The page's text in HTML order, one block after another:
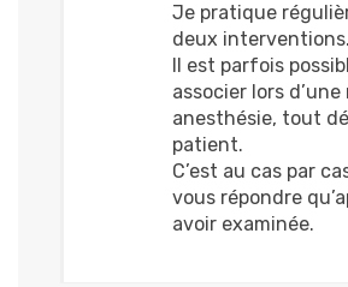
Je pratique
deux interventions.
Il est parfois
associer lors d’une
anesthésie, tout
patient.
C’est au cas par
vous répondre
avoir examinée.